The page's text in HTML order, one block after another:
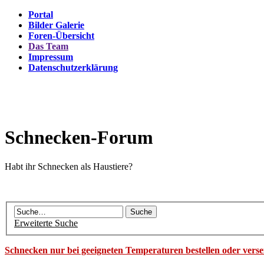
Portal
Bilder Galerie
Foren-Übersicht
Das Team
Impressum
Datenschutzerklärung
Schnecken-Forum
Habt ihr Schnecken als Haustiere?
Erweiterte Suche
Schnecken nur bei geeigneten Temperaturen bestellen oder